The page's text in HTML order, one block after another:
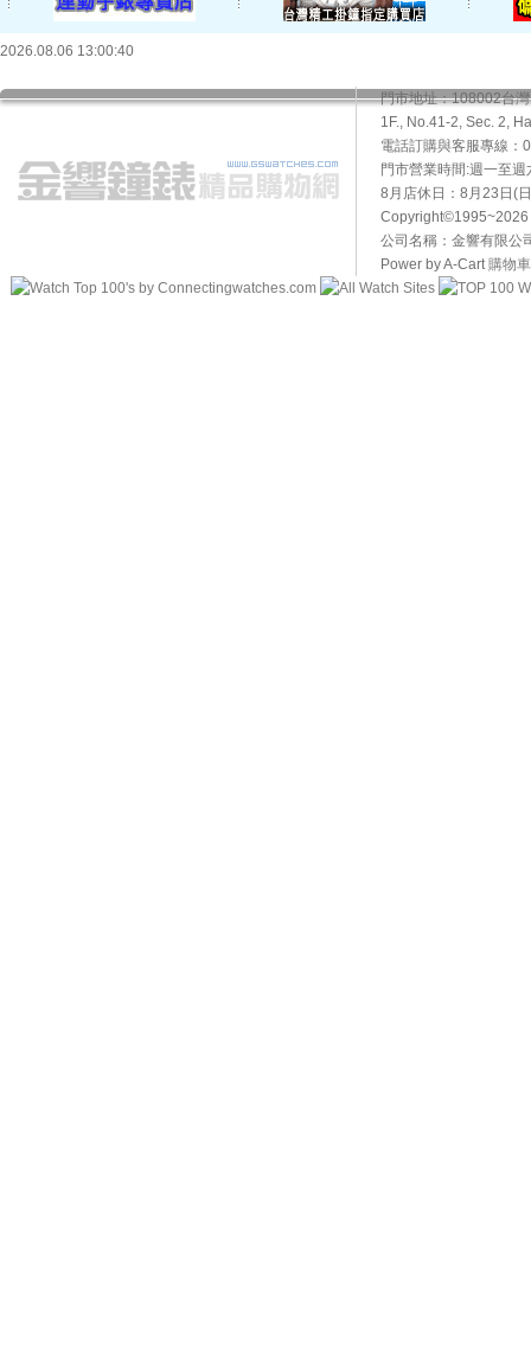
2026.08.06 13:00:40
門市地址：108002台
1F., No.41-2, Sec. 2,
電話訂購與客服專線
門市營業時間:週一至
8月店休日：8月23日(
Copyright©1995~2026
公司名稱：金響有限公
Power by A-Cart 購物車